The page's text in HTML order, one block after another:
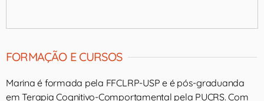
FORMAÇÃO E CURSOS
Marina é formada pela FFCLRP-USP e é pós-graduanda
em Terapia Cognitivo-Comportamental pela PUCRS. Com